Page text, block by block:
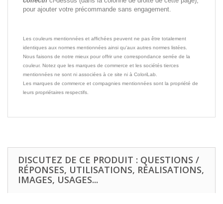
pour ajouter votre précommande sans engagement.
Les couleurs mentionnées et affichées peuvent ne pas être totalement
identiques aux normes mentionnées ainsi qu'aux autres normes listées.
Nous faisons de notre mieux pour offrir une correspondance serrée de la
couleur. Notez que les marques de commerce et les sociétés tierces
mentionnées ne sont ni associées à ce site ni à ColoriLab.
Les marques de commerce et compagnies mentionnées sont la propriété de
leurs propriétaires respectifs.
DISCUTEZ DE CE PRODUIT : QUESTIONS /
RÉPONSES, UTILISATIONS, RÉALISATIONS,
IMAGES, USAGES...